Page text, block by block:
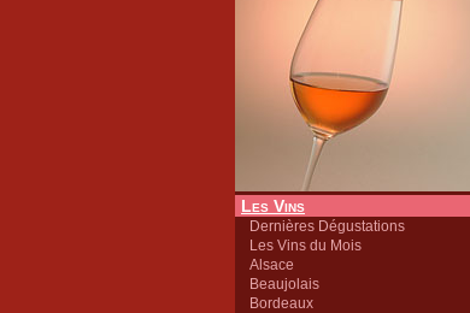
Les Vins
Dernières Dégustations
Les Vins du Mois
Alsace
Beaujolais
Bordeaux